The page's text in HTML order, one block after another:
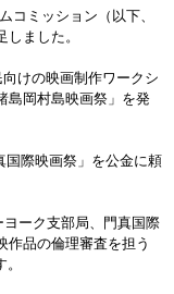
コミッション（以下、
ました。
けの映画制作ワークシ
島岡村島映画祭」を発
国際映画祭」を公金に頼
ーク支部局、門真国際
作品の倫理審査を担う